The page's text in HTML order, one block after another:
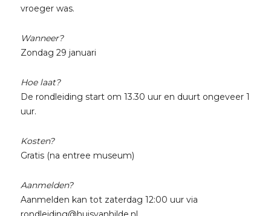
vroeger was.
Wanneer?
Zondag 29 januari
Hoe laat?
De rondleiding start om 13.30 uur en duurt ongeveer 1
uur.
Kosten?
Gratis (na entree museum)
Aanmelden?
Aanmelden kan tot zaterdag 12:00 uur via